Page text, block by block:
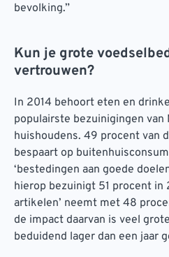
bevolking.”
Kun je grote
vertrouwen?
In 2014 behoort eten en
populairste bezuinigingen van
huishoudens. 49 procent van
bespaart op
‘bestedingen aan goede
hierop bezuinigt 51 procent in
artikelen’ neemt met 48
de impact daarvan is veel
beduidend lager dan een jaar